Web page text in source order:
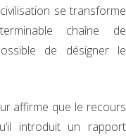
se transforme
chaîne de
de désigner le
affirme que le recours
introduit un rapport